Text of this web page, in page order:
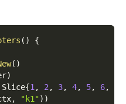
( )
{
( )
)
Slice{1 , 2 , 3, 4, 5, 6,
, "k1") )